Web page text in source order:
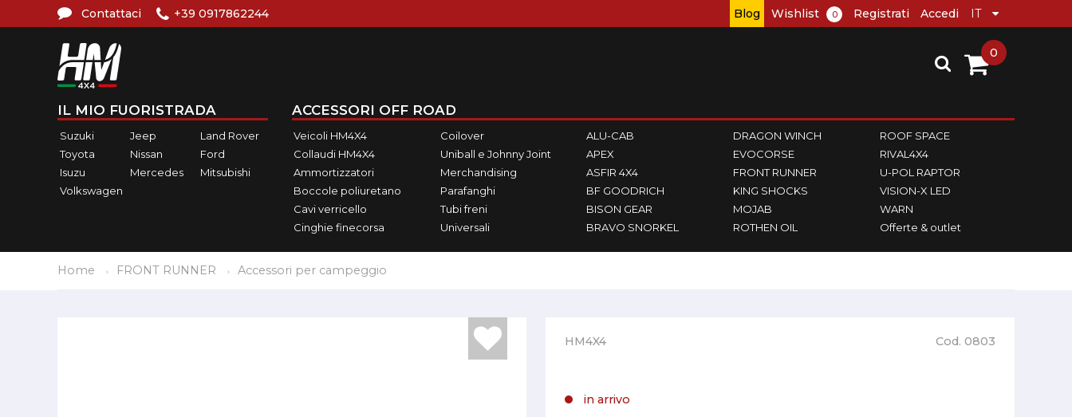
Contattaci +39 0917862244 Blog Wishlist 0 Registrati Accedi
IL MIO FUORISTRADA
Suzuki Jeep
Land Rover
Toyota
Nissan
Ford
Isuzu
Mercedes
Mitsubishi
Volkswagen
ACCESSORI OFF ROAD
Veicoli HM4X4
Collaudi HM4X4
Ammortizzatori
Boccole poliuretano
Cavi verricello
Cinghie finecorsa
Coilover
Uniball e Johnny Joint
Merchandising
Parafanghi
Tubi freni
Universali
ALU-CAB
APEX
ASFIR 4X4
BF GOODRICH
BISON GEAR
BRAVO SNORKEL
DRAGON WINCH
EVOCORSE
FRONT RUNNER
KING SHOCKS
MOJAB
ROTHEN OIL
ROOF SPACE
RIVAL4X4
U-POL RAPTOR
VISION-X LED
WARN
Offerte & outlet
0
Home FRONT RUNNER Accessori per campeggio
HM4X4 Cod. 0803
in arrivo